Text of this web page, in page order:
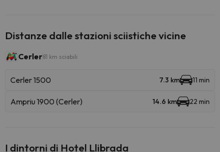
Distanze dalle stazioni sciistiche vicine
Cerler81 km sciabili
Cerler 1500 7.3 km 11 min
Ampriu 1900 (Cerler) 14.6 km 22 min
I dintorni di Hotel Llibrada